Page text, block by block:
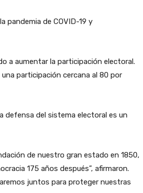
pandemia de COVID-19 y
a aumentar la participación electoral.
participación cercana al 80 por
defensa del sistema electoral es un
de nuestro gran estado en 1850,
175 años después”, afirmaron.
juntos para proteger nuestras